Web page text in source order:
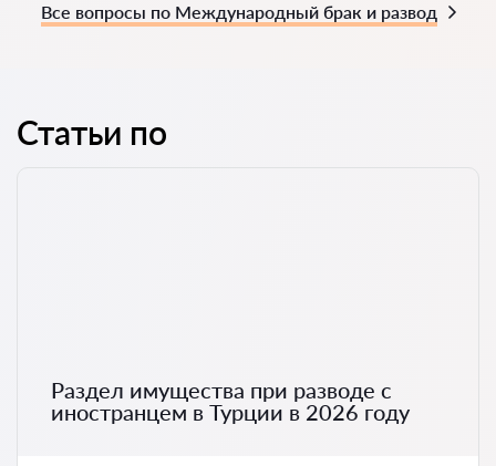
Все вопросы по Международный брак и развод
Статьи по
Раздел имущества при разводе с
иностранцем в Турции в 2026 году